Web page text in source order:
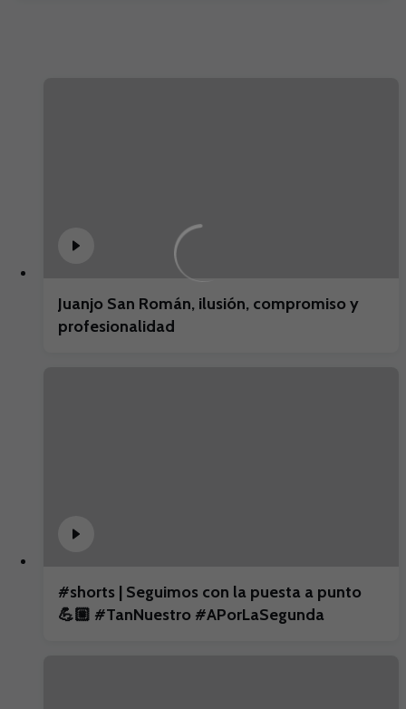
Juanjo San Román, ilusión, compromiso y
profesionalidad
#shorts | Seguimos con la puesta a punto
💪🏼 #TanNuestro #APorLaSegunda